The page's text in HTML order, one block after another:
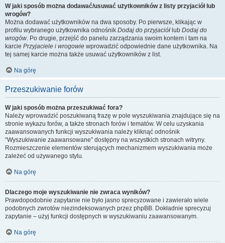
W jaki sposób można dodawać/usuwać użytkowników z listy przyjaciół lub
wrogów?
Można dodawać użytkowników na dwa sposoby. Po pierwsze, klikając w
profilu wybranego użytkownika odnośnik Dodaj do przyjaciół lub Dodaj do
wrogów. Po drugie, przejść do panelu zarządzania swoim kontem i tam na
karcie Przyjaciele i wrogowie wprowadzić odpowiednie dane użytkownika. Na
tej samej karcie można także usuwać użytkowników z list.
Na górę
Przeszukiwanie forów
W jaki sposób można przeszukiwać fora?
Należy wprowadzić poszukiwaną frazę w pole wyszukiwania znajdujące się na
stronie wykazu forów, a także stronach forów i tematów. W celu uzyskania
zaawansowanych funkcji wyszukiwania należy kliknąć odnośnik
“Wyszukiwanie zaawansowane” dostępny na wszystkich stronach witryny.
Rozmieszczenie elementów sterujących mechanizmem wyszukiwania może
zależeć od używanego stylu.
Na górę
Dlaczego moje wyszukiwanie nie zwraca wyników?
Prawdopodobnie zapytanie nie było jasno sprecyzowane i zawierało wiele
podobnych zwrotów niezindeksowanych przez phpBB. Dokładnie sprecyzuj
zapytanie – użyj funkcji dostępnych w wyszukiwaniu zaawansowanym.
Na górę